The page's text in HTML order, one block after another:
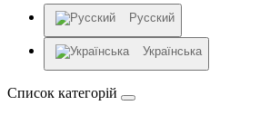
Русский
Українська
Список категорій